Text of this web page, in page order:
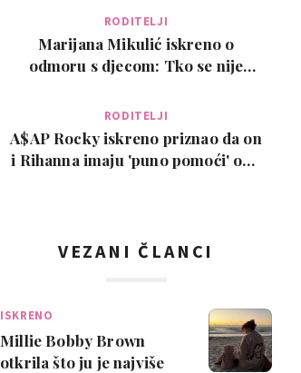
RODITELJI
Marijana Mikulić iskreno o
odmoru s djecom: Tko se nije
RODITELJI
A$AP Rocky iskreno priznao da on
i Rihanna imaju 'puno pomoći' oko
VEZANI ČLANCI
ISKRENO
Millie Bobby Brown
otkrila što ju je najviše